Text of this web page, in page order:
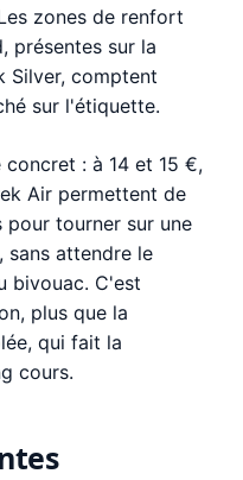
zones de renfort
présentes sur la
Silver, comptent
sur l'étiquette.
: à 14 et 15 €,
Air permettent de
pour tourner sur une
sans attendre le
bivouac. C'est
plus que la
qui fait la
cours.